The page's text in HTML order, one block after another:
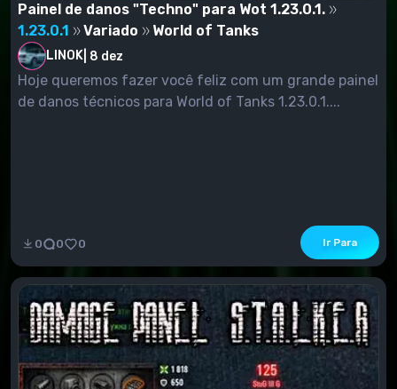
Painel de danos "Techno" para Wot 1.23.0.1.
1.23.0.1
Variado World of Tanks
LINOK 8 dez
Hoje queremos fazer você feliz com um grande painel
de danos técnicos para World of Tanks 1.23.0.1....
0 0 0 Ir Para